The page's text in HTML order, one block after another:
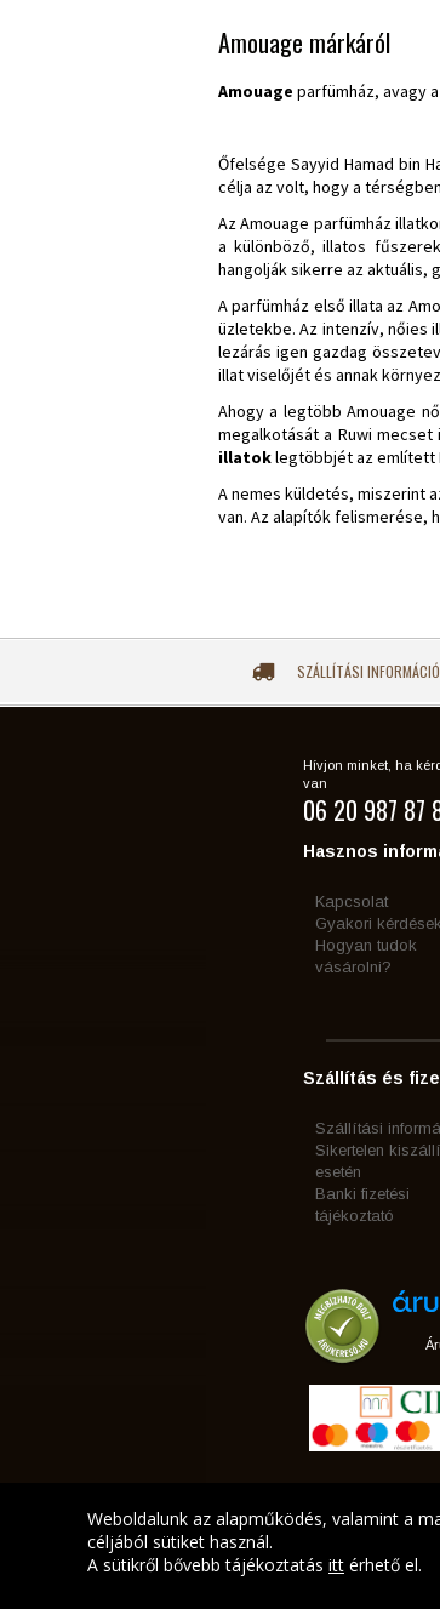
Amouage márkáról
Amouage parfümház, avagy
Őfelsége Sayyid Hamad bin
célja az volt, hogy a
Az Amouage parfümház
a különböző, illatos
hangolják sikerre az
A parfümház első illata az
üzletekbe. Az intenzív, nőies
lezárás igen gazdag
illat viselőjét és annak
Ahogy a legtöbb Amouage
megalkotását a Ruwi
illatoklegtöbbjét az említett
A nemes küldetés, miszerint
van. Az alapítók felismerése,
SZÁLLÍTÁSI
Hívjon minket, ha
van
06 20 987 87
Hasznos
Kapcsolat
Gyakori kérdések
Hogyan tudok
vásárolni?
Szállítás és
Szállítási
Sikertelen
esetén
Banki fizetési
tájékoztató
Weboldalunk az alapműködés, valamint a
céljából sütiket használ.
A sütikről bővebb tájékoztatás itt érhető el.